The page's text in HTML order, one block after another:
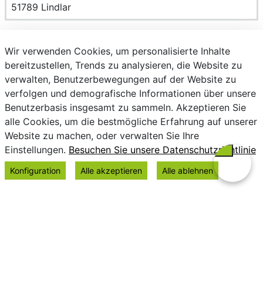
PLZ und Ort
51789 Lindlar
Wir verwenden Cookies, um personalisierte Inhalte
bereitzustellen, Trends zu analysieren, die Website zu
verwalten, Benutzerbewegungen auf der Website zu
verfolgen und demografische Informationen über unsere
Benutzerbasis insgesamt zu sammeln. Akzeptieren Sie
alle Cookies, um die bestmögliche Erfahrung auf unserer
Website zu machen, oder verwalten Sie Ihre
Einstellungen. Besuchen Sie unsere Datenschutzrichtlinie
Konfiguration Alle akzeptieren Alle ablehnen